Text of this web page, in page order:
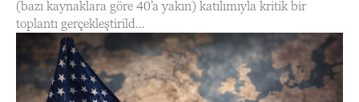
(bazı kaynaklara göre 40’a yakın) katılımıyla kritik bir
toplantı gerçekleştirild...